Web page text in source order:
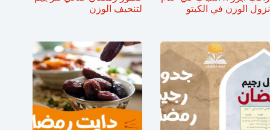
نزول الوزن في الكيتو
لتنحيف الوزن